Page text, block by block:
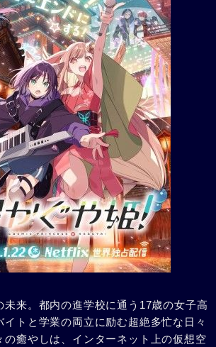
未来。都内の進学校に通う17歳の女子高
イトと学業の両立に励む超絶多忙な日々
の癒やしは、インターネット上の仮想空